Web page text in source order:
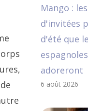
Mango :
d'invitées
d'été que
adoreront
6 août 2026